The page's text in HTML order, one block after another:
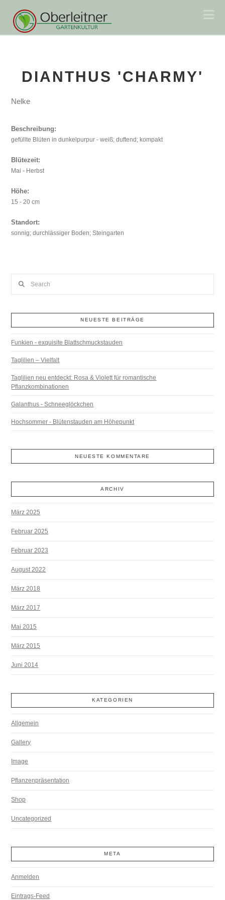
DIANTHUS 'CHARMY'
Nelke
Beschreibung:
gefüllte Blüten in dunkelpurpur - weiß; duftend; kompakt
Blütezeit:
Mai - Herbst
Höhe:
15 - 20 cm
Standort:
sonnig; durchlässiger Boden; Steingarten
NEUESTE BEITRÄGE
Funkien - exquisite Blattschmuckstauden
Taglilien – Vielfalt
Taglilien neu entdeckt: Rosa & Violett für romantische
Pflanzkombinationen
Galanthus - Schneeglöckchen
Hochsommer - Blütenstauden am Höhepunkt
NEUESTE KOMMENTARE
ARCHIV
März 2025
Februar 2025
Februar 2023
August 2022
März 2018
März 2017
Mai 2015
März 2015
Juni 2014
KATEGORIEN
Allgemein
Gallery
Image
Pflanzenpräsentation
Shop
Uncategorized
META
Anmelden
Eintrags-Feed